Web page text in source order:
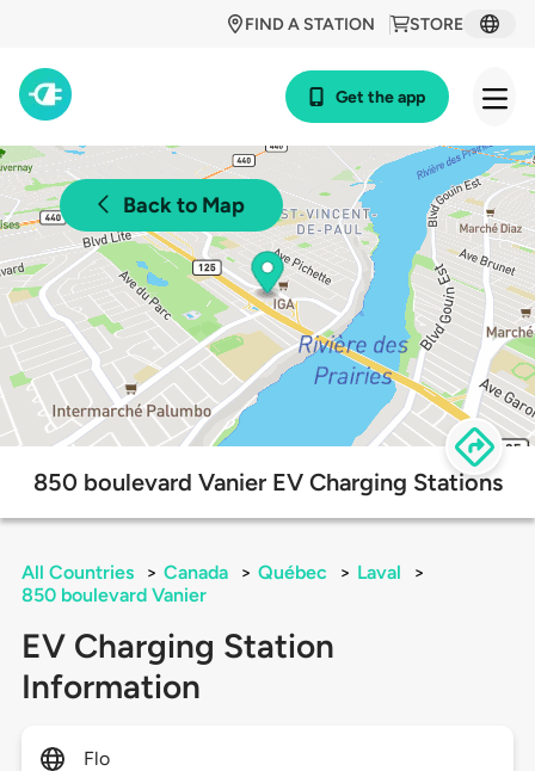
STORE
FIND A STATION
Get the app
Back to Map
850 boulevard Vanier EV Charging Stations
All Countries > Canada > Québec > Laval
>
850 boulevard Vanier
EV Charging Station
Information
Flo